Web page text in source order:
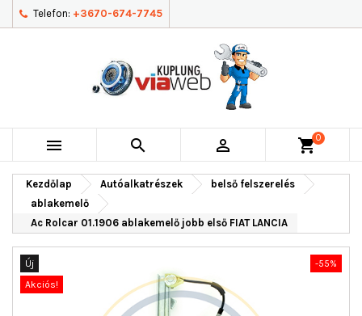
Telefon: +3670-674-7745
   shopping_cart0
Kezdőlap Autóalkatrészek
belső felszerelés
ablakemelő
Ac Rolcar 01.1906 ablakemelő jobb első FIAT LANCIA
Új
-55%
Akciós!